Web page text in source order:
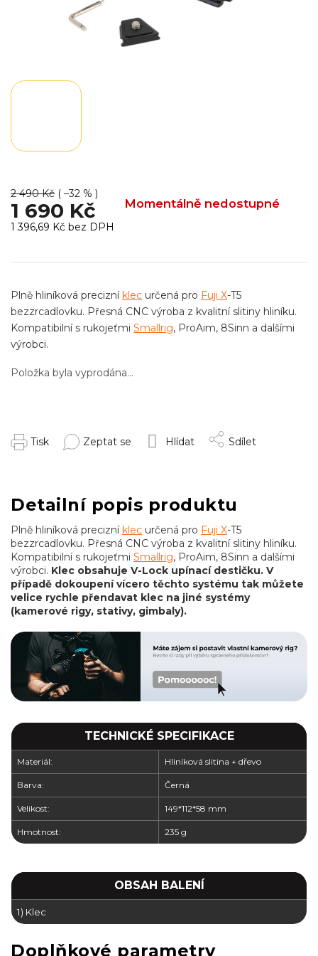
2 490 Kč ( –32 % )
1 690 Kč Momentálně nedostupné
1 396,69 Kč bez DPH
cena:
Položka byla vyprodána…
Plně hliníková precizní klec určená pro Fuji X-T5
bezzrcadlovku. Přesná CNC výroba z kvalitní slitiny hliníku.
Kompatibilní s rukojeťmi Smallrig, ProAim, 8Sinn a dalšími
výrobci.
Tisk Zeptat se Hlídat Sdílet
Detailní popis produktu
Plně hliníková precizní klec určená pro Fuji X-T5
bezzrcadlovku. Přesná CNC výroba z kvalitní slitiny hliníku.
Kompatibilní s rukojeťmi Smallrig, ProAim, 8Sinn a dalšími
výrobci. Klec obsahuje V-Lock upínací destičku. V
případě dokoupení vícero těchto systému tak můžete
velice rychle přendavat klec na jiné systémy
(kamerové rigy, stativy, gimbaly).
TECHNICKÉ SPECIFIKACE
Materiál: Hliníková slitina + dřevo
Barva: Černá
Velikost: 149*112*58 mm
Hmotnost: 235 g
OBSAH BALENÍ
1) Klec
Doplňkové parametry